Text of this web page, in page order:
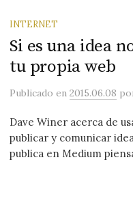
INTERNET
Si es una idea
tu propia web
Publicadoen2015.06.08
Dave Winer acerca de
publicar y comunicar
publica en Medium